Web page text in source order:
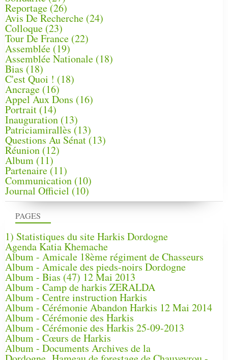
PAGES
1) Statistiques du site Harkis Dordogne
Agenda Katia Khemache
Album - Amicale 18ème régiment de Chasseurs
Album - Amicale des pieds-noirs Dordogne
Album - Bias (47) 12 Mai 2013
Album - Camp de harkis ZERALDA
Album - Centre instruction Harkis
Album - Cérémonie Abandon Harkis 12 Mai 2014
Album - Cérémonie des Harkis
Album - Cérémonie des Harkis 25-09-2013
Album - Cœurs de Harkis
Album - Documents Archives de la
Reportage(26)
Avis De Recherche (24)
Colloque (23)
Tour De France (22)
Assemblée (19)
Assemblée Nationale (18)
Bias (18)
C'est Quoi ! (18)
Ancrage (16)
Appel Aux Dons (16)
Portrait (14)
Inauguration (13)
Patriciamirallès (13)
Questions Au Sénat(13)
Réunion (12)
Album (11)
Partenaire(11)
Communication (10)
Journal Officiel (10)